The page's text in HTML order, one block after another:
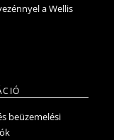
a Wellis
beüzemelési